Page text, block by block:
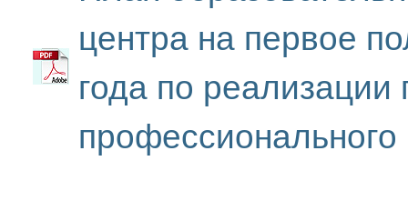
центра на первое
года по
профессионального